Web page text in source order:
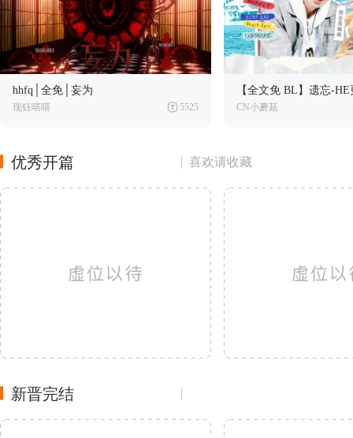
hhfq│全免│妄为
现钰嘻嘻 5525
【全文免 BL】遗忘-HE
CN小蘑菇
优秀开篇 喜欢请收藏
新晋完结